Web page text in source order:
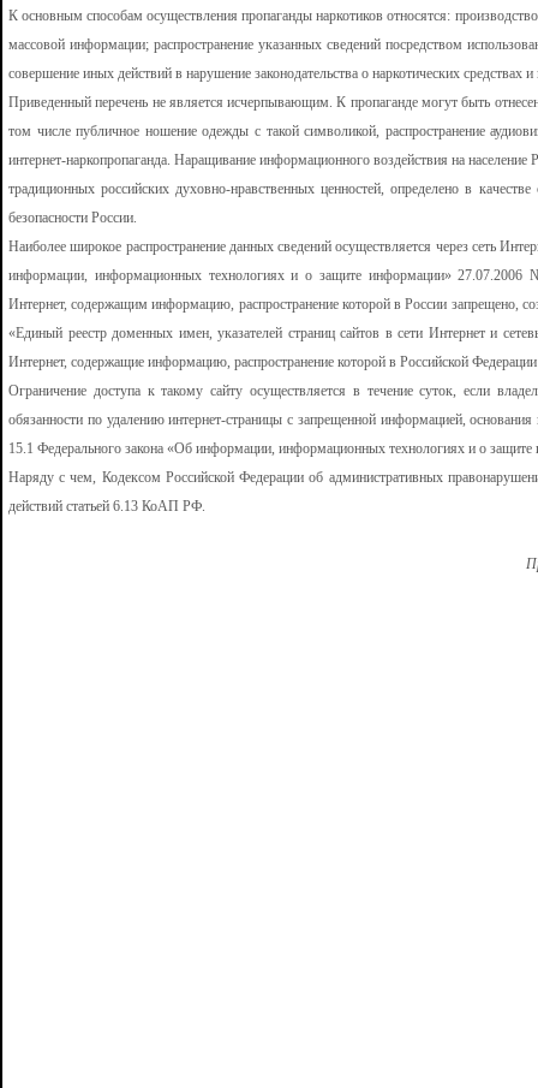
К основным способам осуществления пропаганды наркотиков относятся:
массовой информации; распространение указанных сведений посредством
совершение иных действий в нарушение законодательства о наркотических средствах
Приведенный перечень не является исчерпывающим. К пропаганде могут быть
том числе публичное ношение одежды с такой символикой, распространение
интернет-наркопропаганда. Наращивание информационного воздействия на
традиционных российских духовно-нравственных ценностей, определено в
безопасности России.
Наиболее широкое распространение данных сведений осуществляется через сеть
информации, информационных технологиях и о защите информации»
Интернет, содержащим информацию, распространение которой в России запрещено,
«Единый реестр доменных имен, указателей страниц сайтов в сети Интернет и
Интернет, содержащие информацию, распространение которой в Российской
Ограничение доступа к такому сайту осуществляется в течение суток, если
обязанности по удалению интернет-страницы с запрещенной информацией,
15.1 Федерального закона «Об информации, информационных технологиях и о
Наряду с чем, Кодексом Российской Федерации об административных
действий статьей 6.13 КоАП РФ.